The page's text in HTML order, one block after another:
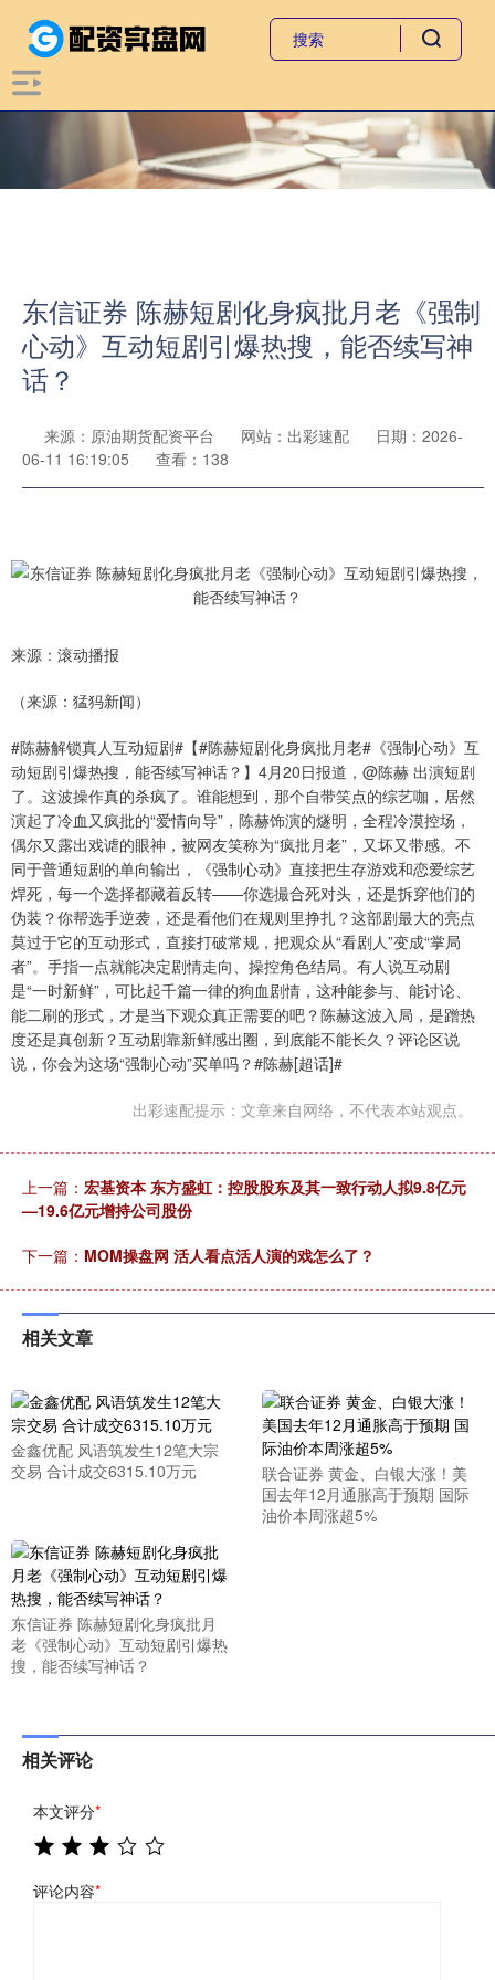
东信证券 陈赫短剧化身疯批月老《强制
心动》互动短剧引爆热搜，能否续写神
话？
来源：原油期货配资平台 网站：出彩速配
日期：2026-
06-11 16:19:05
查看：138
来源：滚动播报
（来源：猛犸新闻）
#陈赫解锁真人互动短剧#【#陈赫短剧化身疯批月老#《强制心动》互
动短剧引爆热搜，能否续写神话？】4月20日报道，@陈赫 出演短剧
了。这波操作真的杀疯了。谁能想到，那个自带笑点的综艺咖，居然
演起了冷血又疯批的“爱情向导”，陈赫饰演的燧明，全程冷漠控场，
偶尔又露出戏谑的眼神，被网友笑称为“疯批月老”，又坏又带感。不
同于普通短剧的单向输出，《强制心动》直接把生存游戏和恋爱综艺
焊死，每一个选择都藏着反转——你选撮合死对头，还是拆穿他们的
伪装？你帮选手逆袭，还是看他们在规则里挣扎？这部剧最大的亮点
莫过于它的互动形式，直接打破常规，把观众从“看剧人”变成“掌局
者”。手指一点就能决定剧情走向、操控角色结局。有人说互动剧
是“一时新鲜”，可比起千篇一律的狗血剧情，这种能参与、能讨论、
能二刷的形式，才是当下观众真正需要的吧？陈赫这波入局，是蹭热
度还是真创新？互动剧靠新鲜感出圈，到底能不能长久？评论区说
说，你会为这场“强制心动”买单吗？#陈赫[超话]#
出彩速配提示：文章来自网络，不代表本站观点。
上一篇： 宏基资本 东方盛虹：控股股东及其一致行动人拟9.8亿元
—19.6亿元增持公司股份
下一篇： MOM操盘网 活人看点活人演的戏怎么了？
相关文章
金鑫优配 风语筑发生12笔大宗
交易 合计成交6315.10万元
联合证券 黄金、白银大涨！美
国去年12月通胀高于预期 国际
油价本周涨超5%
东信证券 陈赫短剧化身疯批月
老《强制心动》互动短剧引爆热
搜，能否续写神话？
相关评论
本文评分*
评论内容*